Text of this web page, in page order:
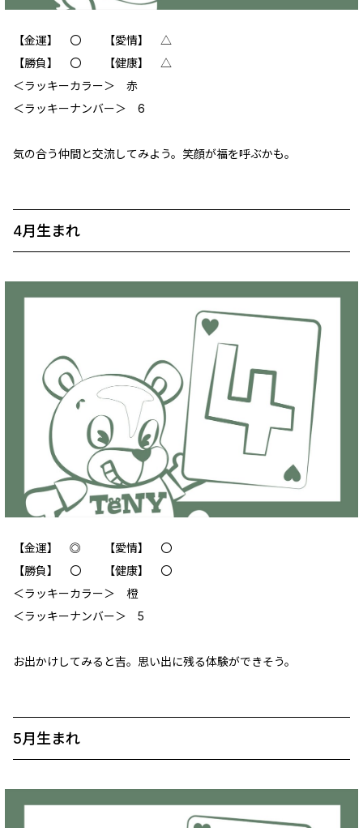
【金運】 〇 【愛情】 △
【勝負】 〇 【健康】 △
＜ラッキーカラー＞ 赤
＜ラッキーナンバー＞ 6
気の合う仲間と交流してみよう。笑顔が福を呼ぶかも。
4月生まれ
【金運】 ◎ 【愛情】 〇
【勝負】 〇 【健康】 〇
＜ラッキーカラー＞ 橙
＜ラッキーナンバー＞ 5
お出かけしてみると吉。思い出に残る体験ができそう。
5月生まれ